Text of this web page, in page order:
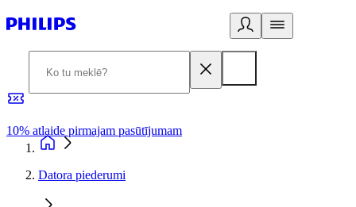
10% atlaide pirmajam pasūtījumam
Datora piederumi